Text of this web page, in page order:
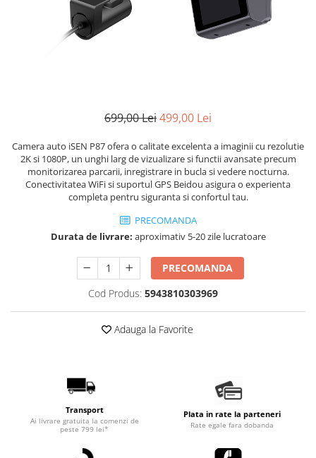
699,00 Lei499,00 Lei
Camera auto iSEN P87 ofera o calitate excelenta a imaginii cu rezolutie
2K si 1080P, un unghi larg de vizualizare si functii avansate precum
monitorizarea parcarii, inregistrare in bucla si vedere nocturna.
Conectivitatea WiFi si suportul GPS Beidou asigura o experienta
completa pentru siguranta si confortul tau.
PRECOMANDA
Durata de livrare: aproximativ 5-20 zile lucratoare
PRECOMANDA
Cod Produs: 5943810303969
Adauga la Favorite
Transport
Ai livrare gratuita la comenzi de
peste 799 lei*
Plata in rate la parteneri
Rate egale fara dobanda